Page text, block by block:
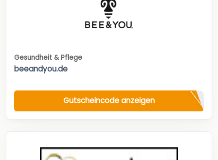
Gesundheit & Pflege
beeandyou.de
Gutscheincode anzeigen